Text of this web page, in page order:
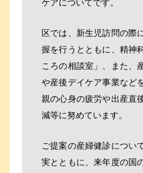
ケアについてです。
区では、新生児訪問の際
握を行うとともに、精神
ころの相談室」、また、
や産後デイケア事業など
親の心身の疲労や出産直
減等に努めています。
ご提案の産婦健診につい
実とともに、来年度の国